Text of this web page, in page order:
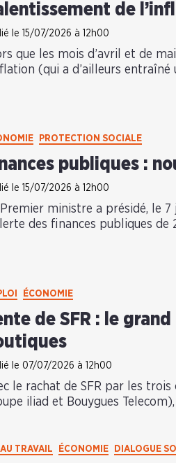
de
le 15/07/2026 à 12h00
que les mois d’avril et de
(qui a d’ailleurs entraîné
PROTECTION SOCIALE
publiques :
le 15/07/2026 à 12h00
Premier ministre a présidé, le
des finances publiques de
ÉCONOMIE
de SFR : le
le 07/07/2026 à 12h00
le rachat de SFR par les
iliad et Bouygues
TRAVAIL ÉCONOMIE DIALOGUE